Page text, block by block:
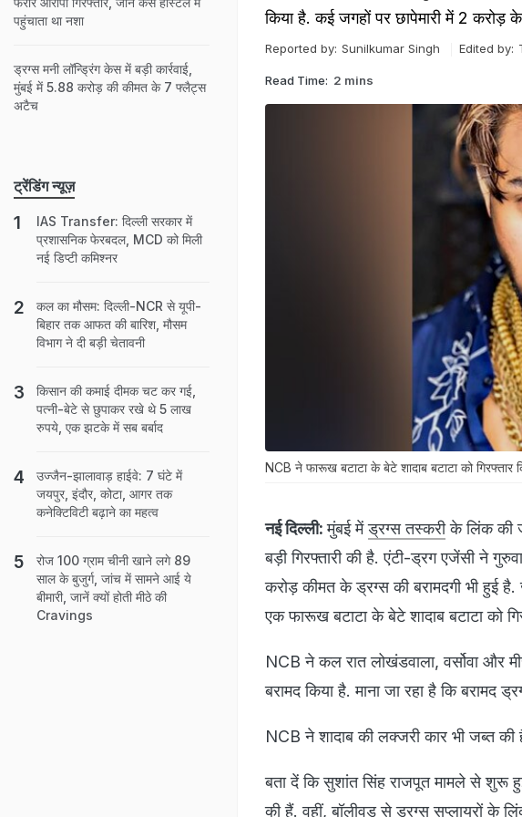
किया है. कई जगहों पर छापेमारी में 2 करोड़
Reported by: Sunilkumar Singh Edited by:
Read Time: 2 mins
NCB ने फारूख बटाटा के बेटे शादाब बटाटा को गिरफ्तार
नई दिल्ली: मुंबई मेंड्रग्स तस्करीके लिंक की
बड़ी गिरफ्तारी की है. एंटी-ड्रग एजेंसी ने
करोड़ कीमत के ड्रग्स की बरामदगी भी हुई
एक फारूख बटाटा के बेटे शादाब बटाटा को
NCB ने कल रात लोखंडवाला, वर्सोवा और
बरामद किया है. माना जा रहा है कि बरामद
NCB ने शादाब की लक्जरी कार भी जब्त
बता दें कि सुशांत सिंह राजपूत मामले से शुरू
की हैं. वहीं, बॉलीवुड से ड्रग्स सप्लायरों के
पहुंचाता था नशा
ड्रग्स मनी लॉन्ड्रिंग केस में बड़ी कार्रवाई,
मुंबई में 5.88 करोड़ की कीमत के 7 फ्लैट्स
अटैच
ट्रेंडिंग न्यूज़
IAS Transfer: दिल्ली सरकार में
प्रशासनिक फेरबदल, MCD को म‍िली
नई डिप्‍टी कम‍िश्‍नर
कल का मौसम: दिल्ली-NCR से यूपी-
बिहार तक आफत की बारिश, मौसम
विभाग ने दी बड़ी चेतावनी
किसान की कमाई दीमक चट कर गई,
पत्नी-बेटे से छुपाकर रखे थे 5 लाख
रुपये, एक झटके में सब बर्बाद
उज्जैन-झालावाड़ हाईवे: 7 घंटे में
जयपुर, इंदौर, कोटा, आगर तक
कनेक्टिविटी बढ़ाने का महत्व
रोज 100 ग्राम चीनी खाने लगे 89
साल के बुजुर्ग, जांच में सामने आई ये
बीमारी, जानें क्यों होती मीठे की
Cravings